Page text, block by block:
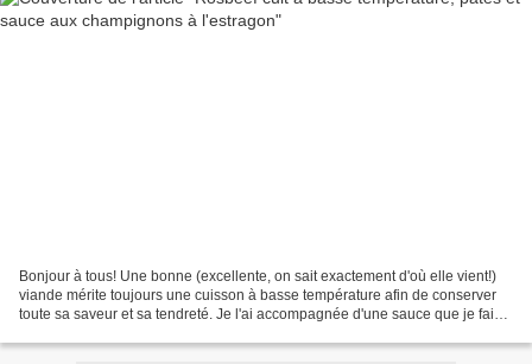
Bonjour à tous! Une bonne (excellente, on sait exactement d'où elle vient!)
viande mérite toujours une cuisson à basse température afin de conserver
toute sa saveur et sa tendreté. Je l'ai accompagnée d'une sauce que je fais